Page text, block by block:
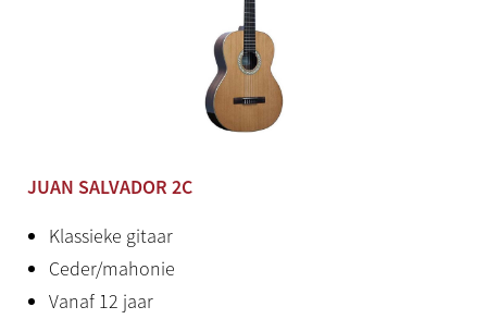
JUAN SALVADOR 2C
Klassieke gitaar
Ceder/mahonie
Vanaf 12 jaar